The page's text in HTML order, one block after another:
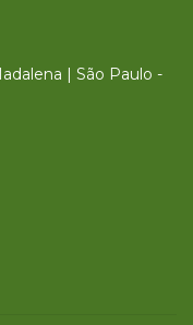
| São Paulo -